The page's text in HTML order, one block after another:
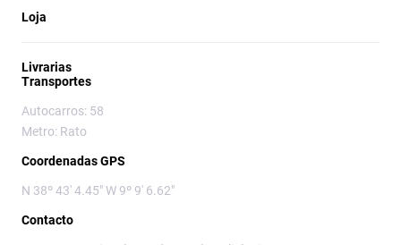
Loja
Livrarias
Transportes
Autocarros: 58
Metro: Rato
Coordenadas GPS
N 38º 43' 4.45" W 9º 9' 6.62"
Contacto